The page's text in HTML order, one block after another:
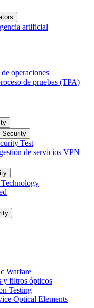
artificial
operaciones
de pruebas (TPA)
Security
Test
de servicios VPN
Warfare
y filtros ópticos
Testing
Optical Elements